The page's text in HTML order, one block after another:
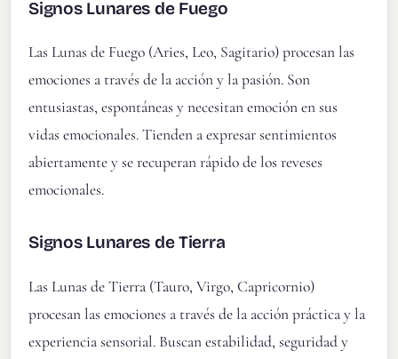
Signos Lunares de Fuego
Las Lunas de Fuego (Aries, Leo, Sagitario) procesan las
emociones a través de la acción y la pasión. Son
entusiastas, espontáneas y necesitan emoción en sus
vidas emocionales. Tienden a expresar sentimientos
abiertamente y se recuperan rápido de los reveses
emocionales.
Signos Lunares de Tierra
Las Lunas de Tierra (Tauro, Virgo, Capricornio)
procesan las emociones a través de la acción práctica y la
experiencia sensorial. Buscan estabilidad, seguridad y